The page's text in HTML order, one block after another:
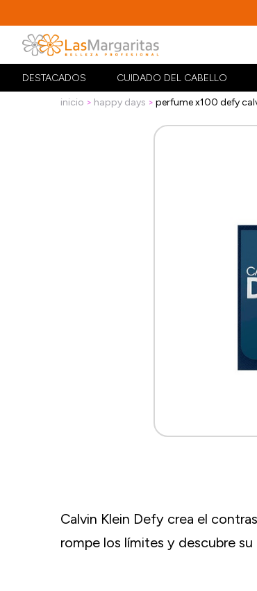
DESTACADOS CUIDADO DEL CABELLO
inicio happy days perfume x100 defy
Calvin Klein Defy crea el
rompe los límites y descubre